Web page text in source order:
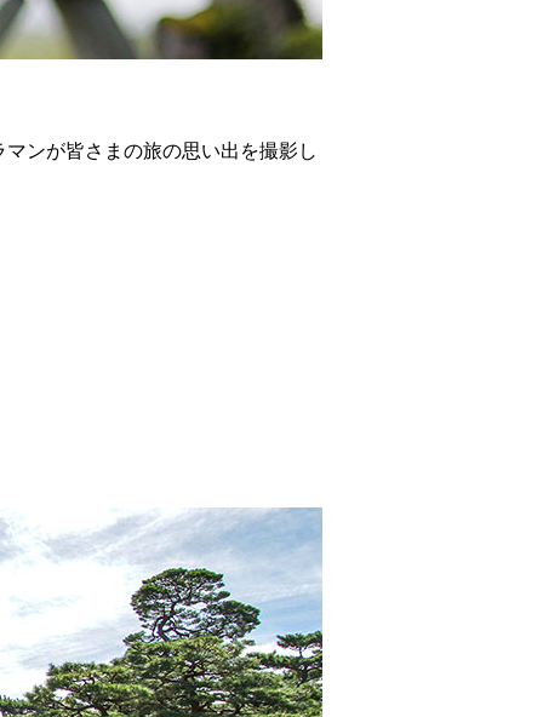
ンが皆さまの旅の思い出を撮影し